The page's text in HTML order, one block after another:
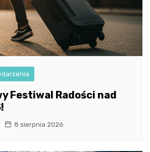
Festiwal Radości nad
8 sierpnia 2026